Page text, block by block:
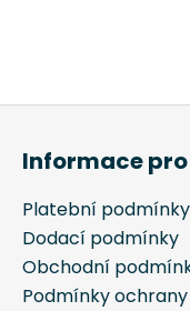
Informace
Platební podmínky
Dodací podmínky
Obchodní
Podmínky